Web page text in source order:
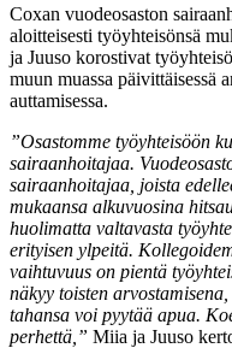
Coxan vuodeosaston
aloitteisesti työyhteisönsä
ja Juuso korostivat
muun muassa päivittäisessä
auttamisessa.
”Osastomme työyhteisöön
sairaanhoitajaa.
sairaanhoitajaa, joista
mukaansa alkuvuosina
huolimatta valtavasta
erityisen ylpeitä.
vaihtuvuus on pientä
näkyy toisten
tahansa voi pyytää apua.
perhettä,” Miia ja Juuso